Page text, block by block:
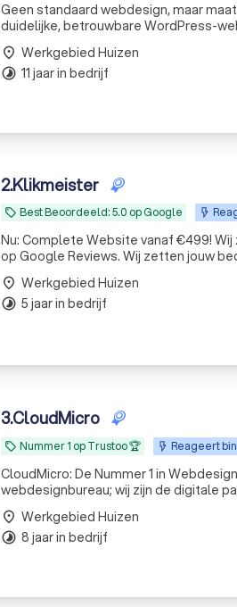
Geen standaard webdesign, maar
duidelijke, betrouwbare WordPress-
gesprek!
place Werkgebied Huizen
timelapse 11 jaar in bedrijf
2.Klikmeister
local_offer Best Beoordeeld: 5.0 op Google
Nu: Complete Website vanaf €499!
op Google Reviews. Wij zetten jouw
place Werkgebied Huizen
timelapse 5 jaar in bedrijf
3.CloudMicro
local_offer Nummer 1 op Trustoo 🏆 Reageert
CloudMicro: De Nummer 1 in Webdesign & Resultaat Wie wij zijn:
webdesignbureau; wij zijn de digitale
design en een scherp oog voor
waar ze
place Werkgebied Huizen
timelapse 8 jaar in bedrijf